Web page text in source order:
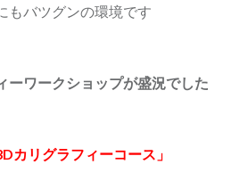
もバツグンの環境です
ーワークショップが盛況でした
カリグラフィーコース」